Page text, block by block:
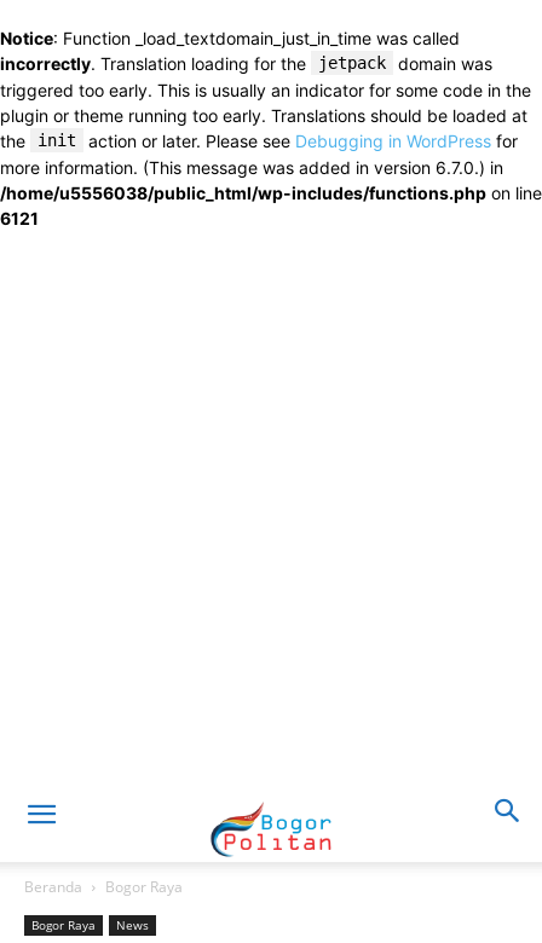
Notice: Function _load_textdomain_just_in_time was called
incorrectly. Translation loading for the jetpack
domain was
triggered too early. This is usually an indicator for some code in the
plugin or theme running too early. Translations should be loaded at
the
init action or later. Please see Debugging in WordPress for
more information. (This message was added in version 6.7.0.) in
/home/u5556038/public_html/wp-includes/functions.php on line
6121
Beranda Bogor Raya
Bogor Raya News